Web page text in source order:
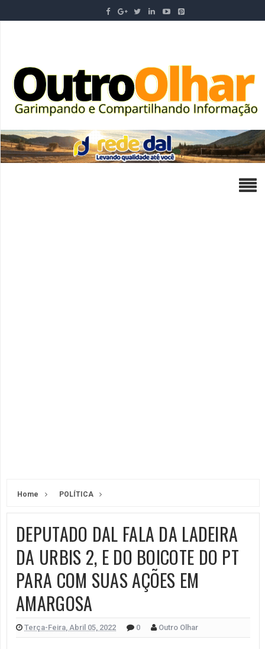
Home POLÍTICA
DEPUTADO DAL FALA DA LADEIRA
DA URBIS 2, E DO BOICOTE DO PT
PARA COM SUAS AÇÕES EM
AMARGOSA
Terça-Feira, Abril 05, 2022 0 Outro Olhar